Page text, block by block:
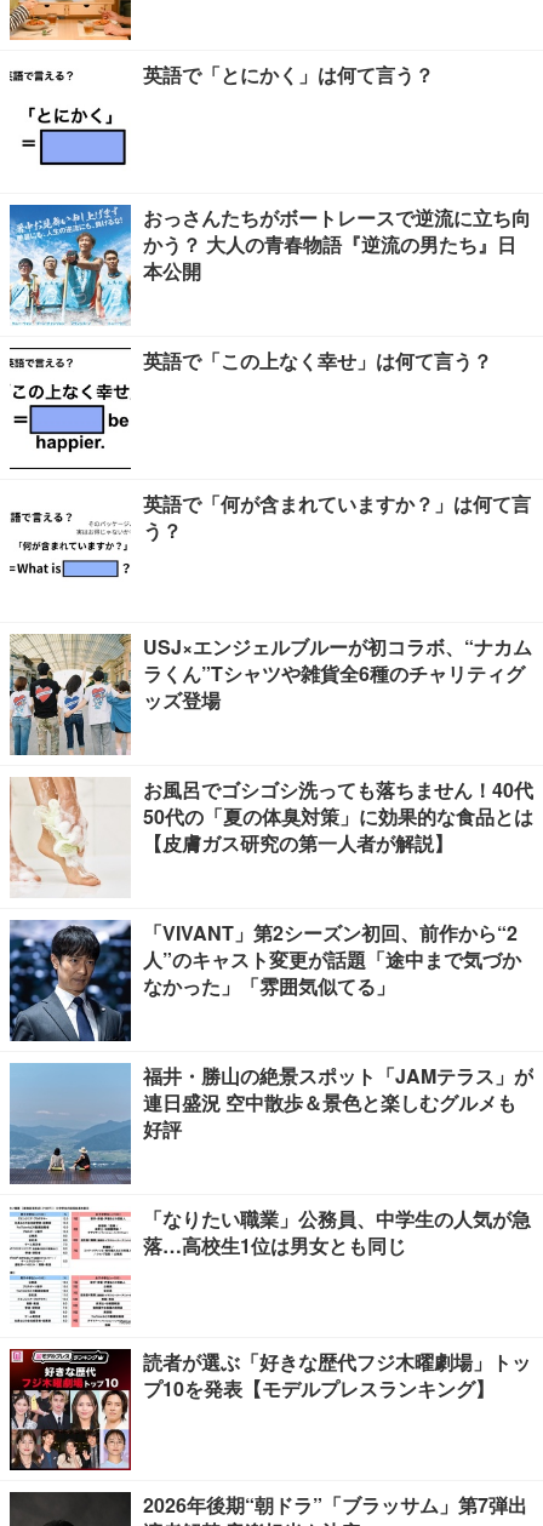
英語で「とにかく」は何て言う？
おっさんたちがボートレースで逆流に立ち向
かう？ 大人の青春物語『逆流の男たち』日
本公開
英語で「この上なく幸せ」は何て言う？
英語で「何が含まれていますか？」は何て言
う？
USJ×エンジェルブルーが初コラボ、“ナカム
ラくん”Tシャツや雑貨全6種のチャリティグ
ッズ登場
お風呂でゴシゴシ洗っても落ちません！40代
50代の「夏の体臭対策」に効果的な食品とは
【皮膚ガス研究の第一人者が解説】
「VIVANT」第2シーズン初回、前作から“2
人”のキャスト変更が話題「途中まで気づか
なかった」「雰囲気似てる」
福井・勝山の絶景スポット「JAMテラス」が
連日盛況 空中散歩＆景色と楽しむグルメも
好評
「なりたい職業」公務員、中学生の人気が急
落…高校生1位は男女とも同じ
読者が選ぶ「好きな歴代フジ木曜劇場」トッ
プ10を発表【モデルプレスランキング】
2026年後期“朝ドラ”「ブラッサム」第7弾出